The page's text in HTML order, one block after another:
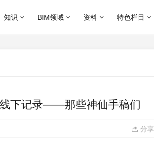
知识 BIM领域 资料 特色栏目
下记录——那些神仙手稿们
分享